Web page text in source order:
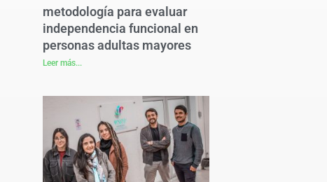
metodología para evaluar
independencia funcional en
personas adultas mayores
Leer más...